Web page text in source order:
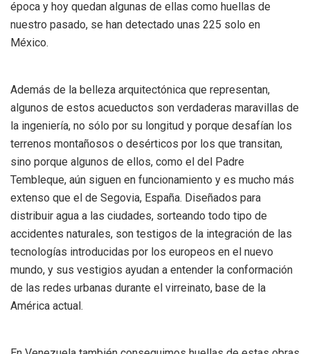
época y hoy quedan algunas de ellas como huellas de
nuestro pasado, se han detectado unas 225 solo en
México.
Además de la belleza arquitectónica que representan,
algunos de estos acueductos son verdaderas maravillas de
la ingeniería, no sólo por su longitud y porque desafían los
terrenos montañosos o desérticos por los que transitan,
sino porque algunos de ellos, como el del Padre
Tembleque, aún siguen en funcionamiento y es mucho más
extenso que el de Segovia, España. Diseñados para
distribuir agua a las ciudades, sorteando todo tipo de
accidentes naturales, son testigos de la integración de las
tecnologías introducidas por los europeos en el nuevo
mundo, y sus vestigios ayudan a entender la conformación
de las redes urbanas durante el virreinato, base de la
América actual.